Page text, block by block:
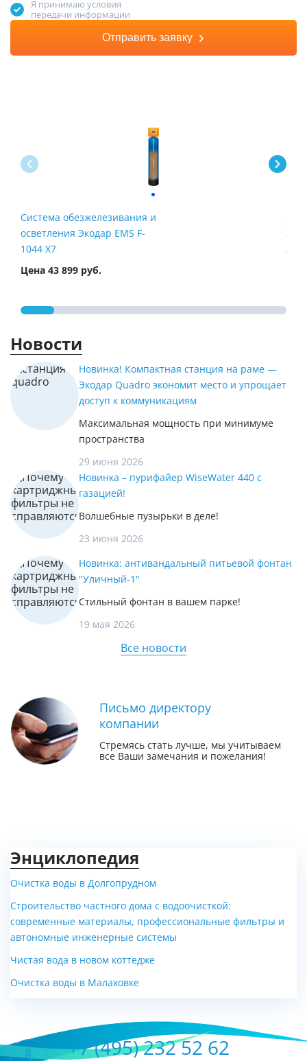
Я принимаю условия
передачи информации
Отправить заявку
Система обезжелезивания и
осветления Экодар EMS F-
1044 X7
Цена 43 899 руб.
Новости
Новинка! Компактная станция на раме —
Экодар Quadro экономит место и упрощает
доступ к коммуникациям
Максимальная мощность при минимуме
пространства
29 июня 2026
Новинка – пурифайер WiseWater 440 с
газацией!
Волшебные пузырьки в деле!
23 июня 2026
Новинка: антивандальный питьевой фонтан
"Уличный-1"
Стильный фонтан в вашем парке!
19 мая 2026
Все новости
Письмо директору
компании
Стремясь стать лучше, мы учитываем
все Ваши замечания и пожелания!
Энциклопедия
Очистка воды в Долгопрудном
Строительство частного дома с водоочисткой:
современные материалы, профессиональные фильтры и
автономные инженерные системы
Чистая вода в новом коттедже
Очистка воды в Малаховке
+7 (495) 232 52 62